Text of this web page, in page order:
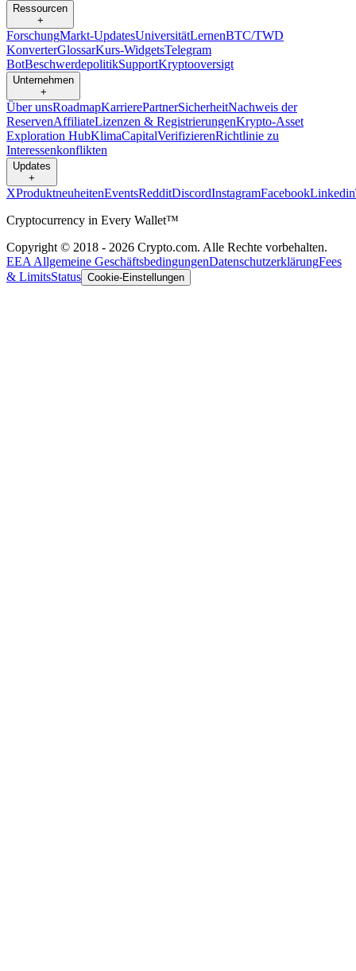
Ressourcen
+
ForschungMarkt-UpdatesUniversitätLernenBTC/TWD
KonverterGlossarKurs-WidgetsTelegram
BotBeschwerdepolitikSupportKryptooversigt
Unternehmen
+
Über unsRoadmapKarrierePartnerSicherheitNachweis der
ReservenAffiliateLizenzen & RegistrierungenKrypto-Asset
Exploration HubKlimaCapitalVerifizierenRichtlinie zu
Interessenkonflikten
Updates
+
XProduktneuheitenEventsRedditDiscordInstagramFacebookLinkedin
Cryptocurrency in Every Wallet™
Copyright © 2018 - 2026 Crypto.com. Alle Rechte vorbehalten.
EEA Allgemeine GeschäftsbedingungenDatenschutzerklärungFees
& LimitsStatus Cookie-Einstellungen